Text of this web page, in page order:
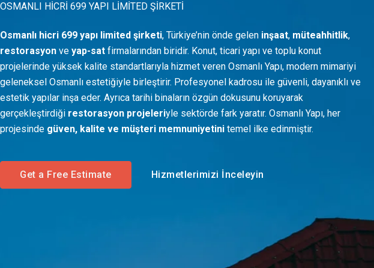
OSMANLI HİCRİ 699 YAPI LİMİTED ŞİRKETİ
Osmanlı hicri 699 yapı limited şirketi, Türkiye’nin önde gelen inşaat, müteahhitlik,
restorasyon ve yap-sat firmalarından biridir. Konut, ticari yapı ve toplu konut
projelerinde yüksek kalite standartlarıyla hizmet veren Osmanlı Yapı, modern mimariyi
geleneksel Osmanlı estetiğiyle birleştirir. Profesyonel kadrosu ile güvenli, dayanıklı ve
estetik yapılar inşa eder. Ayrıca tarihi binaların özgün dokusunu koruyarak
gerçekleştirdiği restorasyon projeleriyle sektörde fark yaratır. Osmanlı Yapı, her
projesinde güven, kalite ve müşteri memnuniyetini temel ilke edinmiştir.
Get a Free Estimate Hizmetlerimizi İnceleyin